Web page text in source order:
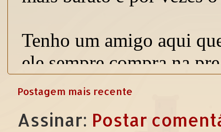
Postagem mais recente
Assinar: Postar